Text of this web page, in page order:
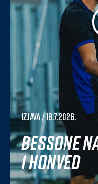
Izjava/ 18.7.2026.
Bessone
1 Honved